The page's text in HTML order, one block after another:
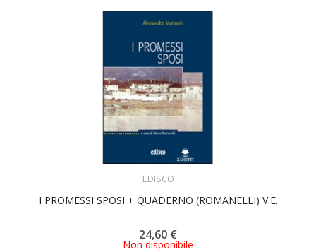
EDISCO
I PROMESSI SPOSI + QUADERNO (ROMANELLI) V.E.
24,60 €
Non disponibile